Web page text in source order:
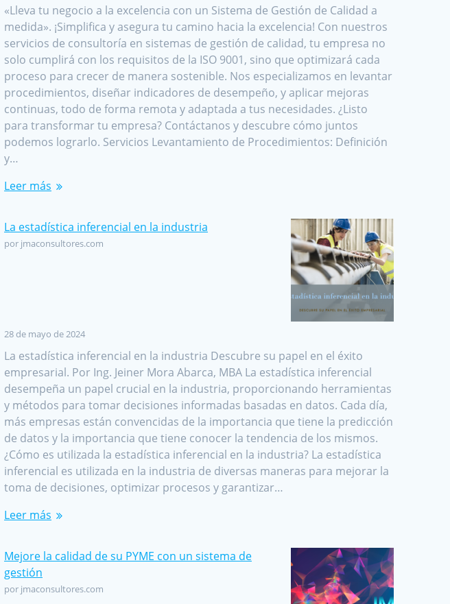
«Lleva tu negocio a la excelencia con un Sistema de Gestión de Calidad a
medida». ¡Simplifica y asegura tu camino hacia la excelencia! Con nuestros
servicios de consultoría en sistemas de gestión de calidad, tu empresa no
solo cumplirá con los requisitos de la ISO 9001, sino que optimizará cada
proceso para crecer de manera sostenible. Nos especializamos en levantar
procedimientos, diseñar indicadores de desempeño, y aplicar mejoras
continuas, todo de forma remota y adaptada a tus necesidades. ¿Listo
para transformar tu empresa? Contáctanos y descubre cómo juntos
podemos lograrlo. Servicios Levantamiento de Procedimientos: Definición
y…
Leer más
La estadística inferencial en la industria
por jmaconsultores.com
28 de mayo de 2024
La estadística inferencial en la industria Descubre su papel en el éxito
empresarial. Por Ing. Jeiner Mora Abarca, MBA La estadística inferencial
desempeña un papel crucial en la industria, proporcionando herramientas
y métodos para tomar decisiones informadas basadas en datos. Cada día,
más empresas están convencidas de la importancia que tiene la predicción
de datos y la importancia que tiene conocer la tendencia de los mismos.
¿Cómo es utilizada la estadística inferencial en la industria? La estadística
inferencial es utilizada en la industria de diversas maneras para mejorar la
toma de decisiones, optimizar procesos y garantizar…
Leer más
Mejore la calidad de su PYME con un sistema de
gestión
por jmaconsultores.com